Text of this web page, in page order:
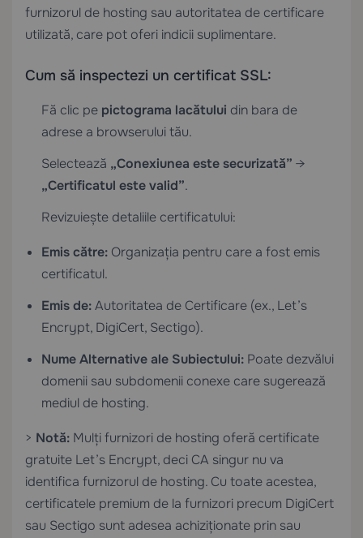
furnizorul de hosting sau autoritatea de certificare
utilizată, care pot oferi indicii suplimentare.
Cum să inspectezi un certificat SSL:
Fă clic pe pictograma lacătului din bara de
adrese a browserului tău.
Selectează „Conexiunea este securizată” →
„Certificatul este valid”.
Revizuiește detaliile certificatului:
Emis către: Organizația pentru care a fost emis
certificatul.
Emis de:Autoritatea de Certificare (ex., Let’s
Encrypt, DigiCert, Sectigo).
Nume Alternative ale Subiectului: Poate dezvălui
domenii sau subdomenii conexe care sugerează
mediul de hosting.
> Notă: Mulți furnizori de hosting oferă certificate
gratuite Let’s Encrypt, deci CA singur nu va
identifica furnizorul de hosting. Cu toate acestea,
certificatele premium de la furnizori precum DigiCert
sau Sectigo sunt adesea achiziționate prin sau